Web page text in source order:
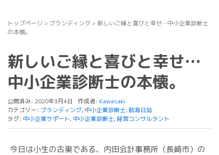
トップページ > ブランディング > 新しいご縁と喜びと幸せ…中小企業診断士
の本懐。
新しいご縁と喜びと幸せ…
中小企業診断士の本懐。
公開済み: 2020年3月4日 作成者: Kawasaki
カテゴリー: ブランディング, 中小企業診断士,航海日誌
タグ: 中小企業サポート, 中小企業診断士,経営コンサルタント
今日は小生の古巣である、内田会計事務所（長崎市）の